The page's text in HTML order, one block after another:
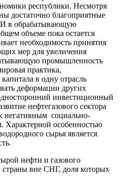
республики. Несмотря
достаточно благоприятные
в обрабатывающую
объеме пока остается
необходимость принятия
мер для увеличения
промышленность
практика,
в одну отрасль
деформации других
инвестиционный
нефтегазового сектора
негативным социально-
Характерной особенностью
сырья является
.
нефти и газового
страны вне СНГ, доля которых